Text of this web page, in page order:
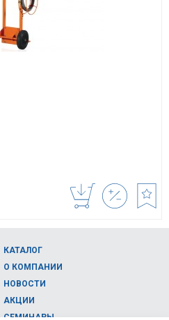
КАТАЛОГ
О КОМПАНИИ
НОВОСТИ
АКЦИИ
СЕМИНАРЫ